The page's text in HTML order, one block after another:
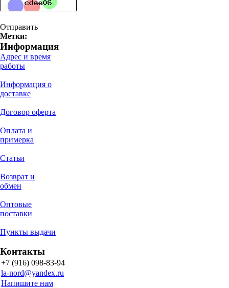
Отправить
Метки:
Информация
Адрес и время
работы
Информация о
доставке
Договор оферта
Оплата и
примерка
Статьи
Возврат и
обмен
Оптовые
поставки
Пункты выдачи
Контакты
+7 (916) 098-83-94
la-nord@yandex.ru
Напишите нам